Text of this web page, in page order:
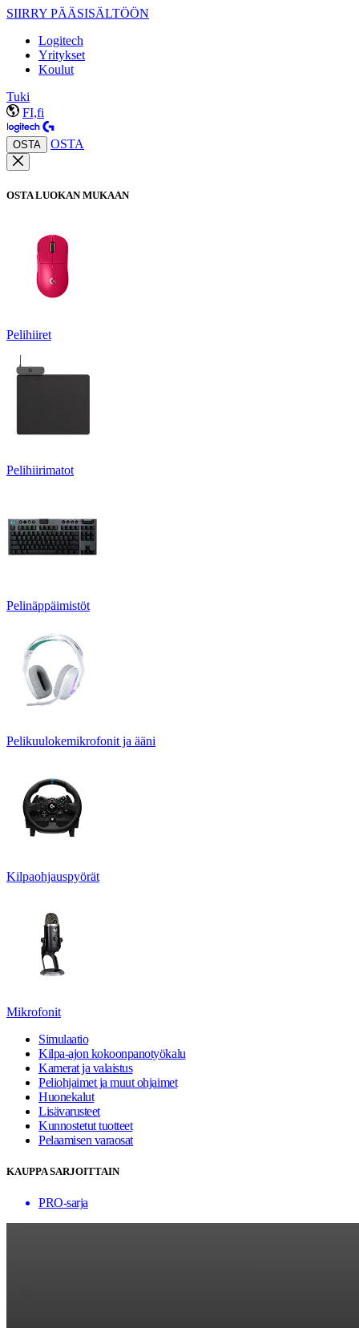
SIIRRY PÄÄSISÄLTÖÖN
Logitech
Yritykset
Koulut
Tuki
FI,fi
OSTA OSTA
OSTA LUOKAN MUKAAN
Pelihiiret
Pelihiirimatot
Pelinäppäimistöt
Pelikuulokemikrofonit ja ääni
Kilpaohjauspyörät
Mikrofonit
Simulaatio
Kilpa-ajon kokoonpanotyökalu
Kamerat ja valaistus
Peliohjaimet ja muut ohjaimet
Huonekalut
Lisävarusteet
Kunnostetut tuotteet
Pelaamisen varaosat
KAUPPA SARJOITTAIN
PRO-sarja